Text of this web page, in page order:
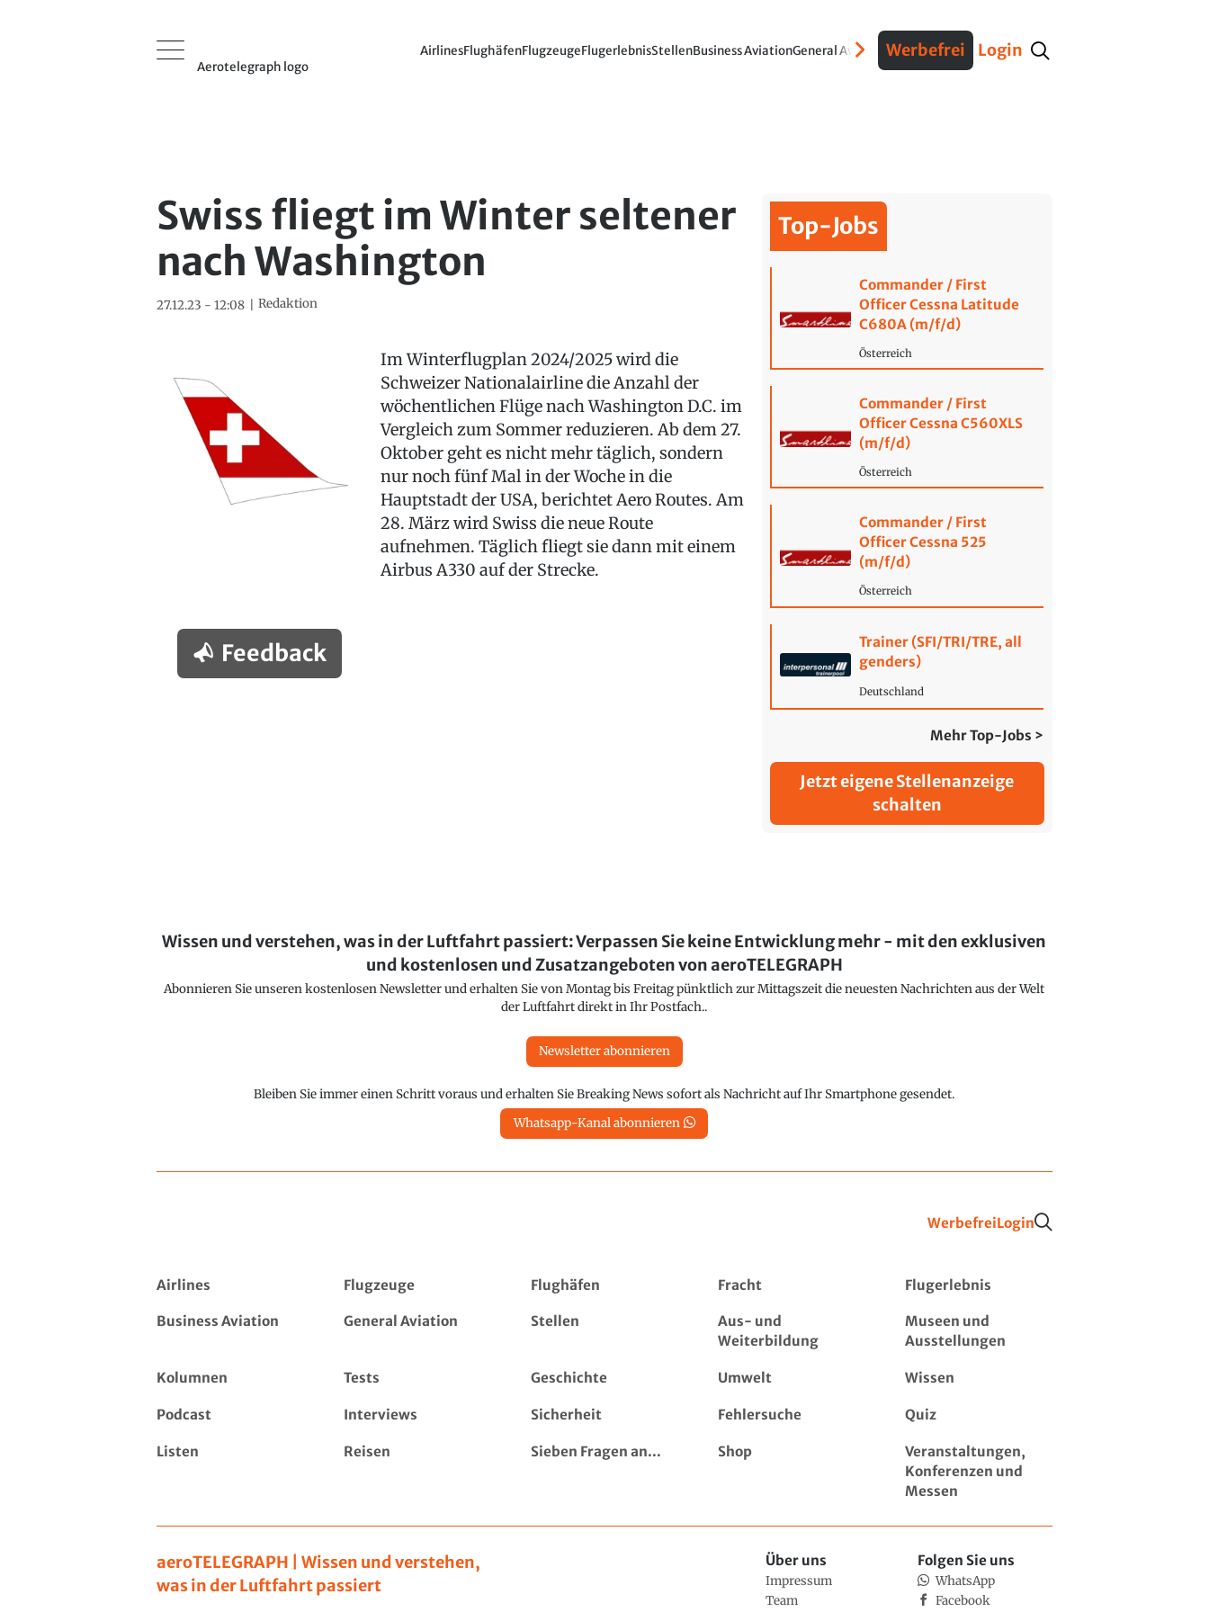
Aerotelegraph logo
AirlinesFlughäfenFlugzeugeFlugerlebnisStellenBusiness AviationGeneral AviationVerteidigungInterviews Fracht
Werbefrei Login
Swiss fliegt im Winter seltener
nach Washington
27.12.23 - 12:08 Redaktion
Im Winterflugplan 2024/2025 wird die
Schweizer Nationalairline die Anzahl der
wöchentlichen Flüge nach Washington D.C. im
Vergleich zum Sommer reduzieren. Ab dem 27.
Oktober geht es nicht mehr täglich, sondern
nur noch fünf Mal in der Woche in die
Hauptstadt der USA, berichtet Aero Routes. Am
28. März wird Swiss die neue Route
aufnehmen. Täglich fliegt sie dann mit einem
Airbus A330 auf der Strecke.
Feedback
Top-Jobs
Commander / First
Officer Cessna Latitude
C680A (m/f/d)
Österreich
Commander / First
Officer Cessna C560XLS
(m/f/d)
Österreich
Commander / First
Officer Cessna 525
(m/f/d)
Österreich
Trainer (SFI/TRI/TRE, all
genders)
Deutschland
Mehr Top-Jobs >
Jetzt eigene Stellenanzeige
schalten
Wissen und verstehen, was in der Luftfahrt passiert: Verpassen Sie keine Entwicklung mehr - mit den exklusiven
und kostenlosen und Zusatzangeboten von aeroTELEGRAPH
Abonnieren Sie unseren kostenlosen Newsletter und erhalten Sie von Montag bis Freitag pünktlich zur Mittagszeit die neuesten Nachrichten aus der Welt
der Luftfahrt direkt in Ihr Postfach..
Newsletter abonnieren
Bleiben Sie immer einen Schritt voraus und erhalten Sie Breaking News sofort als Nachricht auf Ihr Smartphone gesendet.
Whatsapp-Kanal abonnieren
WerbefreiLogin
Airlines Flugzeuge Flughäfen Fracht Flugerlebnis
Business Aviation General Aviation Stellen
Aus- und
Weiterbildung
Museen und
Ausstellungen
Kolumnen Tests Geschichte Umwelt Wissen
Podcast Interviews Sicherheit Fehlersuche Quiz
Listen Reisen Sieben Fragen an... Shop
Veranstaltungen,
Konferenzen und
Messen
aeroTELEGRAPH | Wissen und verstehen,
was in der Luftfahrt passiert
Über uns
Impressum
Team
Folgen Sie uns
WhatsApp
Facebook